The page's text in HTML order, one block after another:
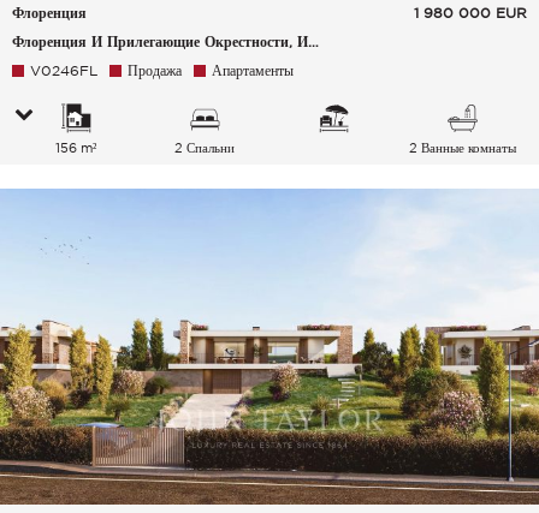
Флоренция
Флоренция И Прилегающие Окрестности, Италия
1 980 000 EUR
V0246FL Продажа Апартаменты
156 m² 2 Спальни 2 Ванные комнаты